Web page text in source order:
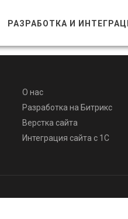
РАЗРАБОТКА И
О нас
Разработка на Битрикс
Верстка сайта
Интеграция сайта с 1С